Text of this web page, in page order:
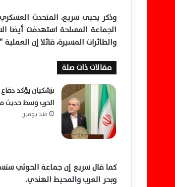
وذكر يحيى سريع، المتحدث
الجماعة المسلحة استهدفت أيضا
والطائرات المسيرة، قائلا إن
مقالات ذات صلة
بزشكيان يؤكد
الحرب وسط حديث
منذ يومين
كما قال سريع إن جماعة الحوثي
وبحر العرب والمحيط الهندي.